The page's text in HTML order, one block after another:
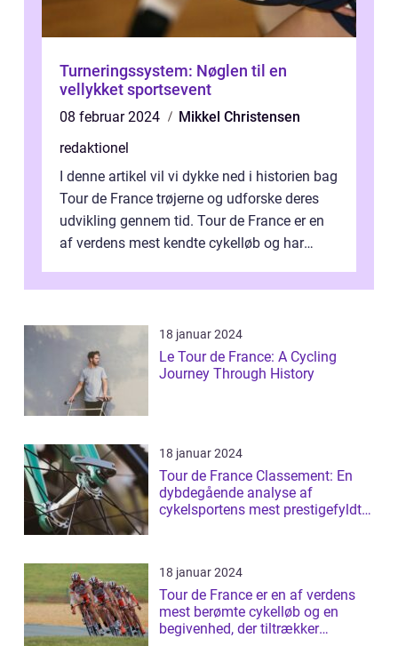
Turneringssystem: Nøglen til en
vellykket sportsevent
08 februar 2024
Mikkel Christensen
redaktionel
I denne artikel vil vi dykke ned i historien bag
Tour de France trøjerne og udforske deres
udvikling gennem tid. Tour de France er en
af verdens mest kendte cykelløb og har
18 januar 2024
Le Tour de France: A Cycling
Journey Through History
18 januar 2024
Tour de France Classement: En
dybdegående analyse af
cykelsportens mest prestigefyldte
18 januar 2024
Tour de France er en af verdens
mest berømte cykelløb og en
begivenhed, der tiltrækker